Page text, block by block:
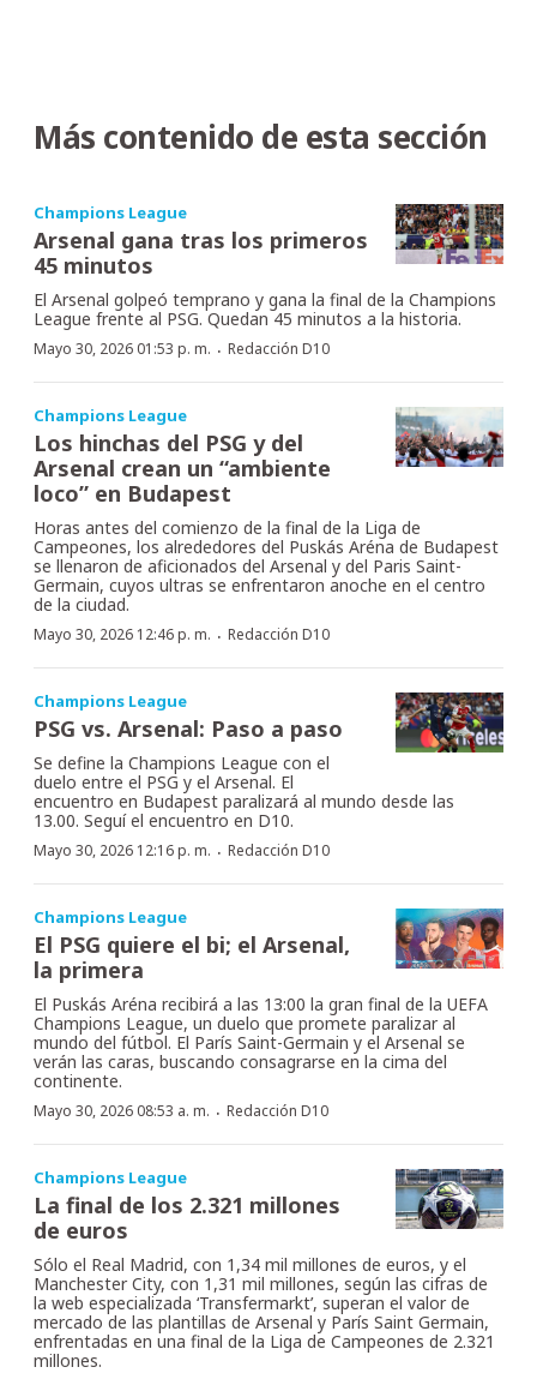
Más contenido de esta sección
Champions League
Arsenal gana tras los primeros
45 minutos
El Arsenal golpeó temprano y gana la final de la Champions
League frente al PSG. Quedan 45 minutos a la historia.
Mayo 30, 2026 01:53 p. m. · Redacción D10
Champions League
Los hinchas del PSG y del
Arsenal crean un “ambiente
loco” en Budapest
Horas antes del comienzo de la final de la Liga de
Campeones, los alrededores del Puskás Aréna de Budapest
se llenaron de aficionados del Arsenal y del Paris Saint-
Germain, cuyos ultras se enfrentaron anoche en el centro
de la ciudad.
Mayo 30, 2026 12:46 p. m. · Redacción D10
Champions League
PSG vs. Arsenal: Paso a paso
Se define la Champions League con el
duelo entre el PSG y el Arsenal. El
encuentro en Budapest paralizará al mundo desde las
13.00. Seguí el encuentro en D10.
Mayo 30, 2026 12:16 p. m. · Redacción D10
Champions League
El PSG quiere el bi; el Arsenal,
la primera
El Puskás Aréna recibirá a las 13:00 la gran final de la UEFA
Champions League, un duelo que promete paralizar al
mundo del fútbol. El París Saint-Germain y el Arsenal se
verán las caras, buscando consagrarse en la cima del
continente.
Mayo 30, 2026 08:53 a. m. · Redacción D10
Champions League
La final de los 2.321 millones
de euros
Sólo el Real Madrid, con 1,34 mil millones de euros, y el
Manchester City, con 1,31 mil millones, según las cifras de
la web especializada ‘Transfermarkt’, superan el valor de
mercado de las plantillas de Arsenal y París Saint Germain,
enfrentadas en una final de la Liga de Campeones de 2.321
millones.